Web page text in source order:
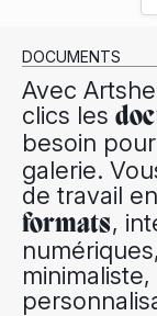
DOCUMENTS
Avec
clics les
besoin
galerie.
de travail en
formats,